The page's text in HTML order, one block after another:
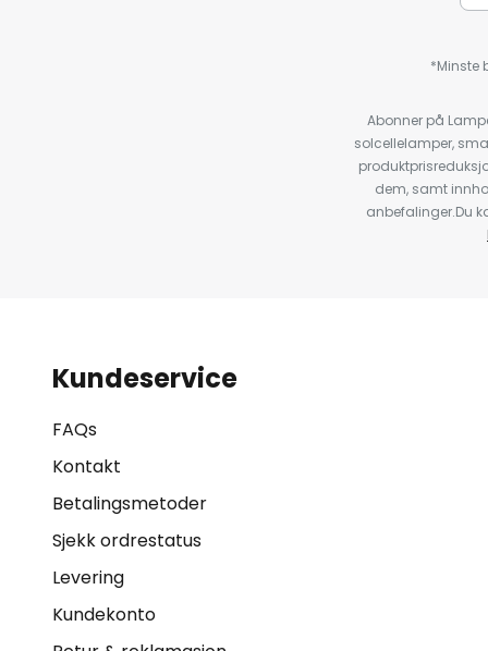
*Minste
Abonner på
solcellelamper,
dem, samt
anbefalinger.Du
Kundeservice
FAQs
Kontakt
Betalingsmetoder
Sjekk ordrestatus
Levering
Kundekonto